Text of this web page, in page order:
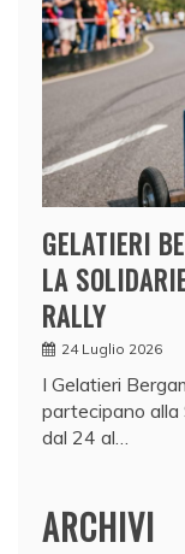
GELATIERI
LA
RALLY
24 Luglio 2026
I Gelatieri
partecipano alla
dal 24 al…
ARCHIVI